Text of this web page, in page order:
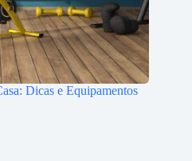
Dicas e Equipamentos